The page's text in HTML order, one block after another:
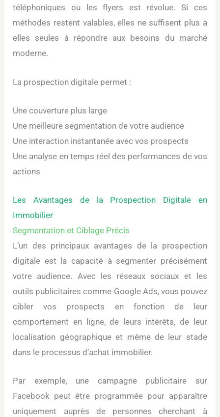
téléphoniques ou les flyers est révolue. Si ces
méthodes restent valables, elles ne suffisent plus à
elles seules à répondre aux besoins du marché
moderne.
La prospection digitale permet :
Une couverture plus large
Une meilleure segmentation de votre audience
Une interaction instantanée avec vos prospects
Une analyse en temps réel des performances de vos
actions
Les Avantages de la Prospection Digitale en
Immobilier
Segmentation et Ciblage Précis
L’un des principaux avantages de la prospection
digitale est la capacité à segmenter précisément
votre audience. Avec les réseaux sociaux et les
outils publicitaires comme Google Ads, vous pouvez
cibler vos prospects en fonction de leur
comportement en ligne, de leurs intérêts, de leur
localisation géographique et même de leur stade
dans le processus d’achat immobilier.
Par exemple, une campagne publicitaire sur
Facebook peut être programmée pour apparaître
uniquement auprès de personnes cherchant à